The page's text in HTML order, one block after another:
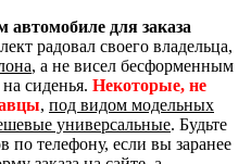
автомобиле для заказа
радовал своего владельца,
, а не висел бесформенным
сиденья. Некоторые, не
, под видом модельных
универсальные. Будьте
по телефону, если вы заранее